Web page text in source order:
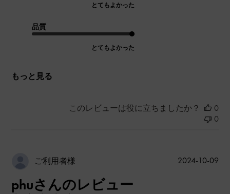
とてもよかった
品質
とてもよかった
もっと見る
このレビューは役に立ちましたか？
0
0
ご利用者様
phuさんのレビュー
公
2024-10-09